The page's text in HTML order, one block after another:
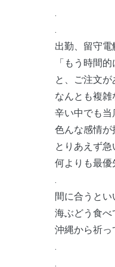
.
.
出勤、留守電
「もう時間
と、ご注文が
なんとも複
辛い中でも当
色んな感情が
とりあえず急
何よりも最優
.
間に合うとい
海ぶどう食べ
沖縄から祈っ
.
.